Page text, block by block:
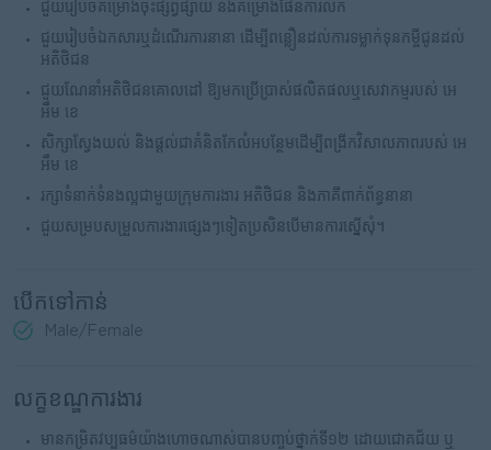
ជួយរៀបចំគម្រោងចុះផ្សព្វផ្សាយ និងគម្រោងផែនការលក់
ជួយរៀបចំឯកសារឬដំណើរការនានា ដើម្បីពន្លឿនដល់ការទម្លាក់ទុនកម្ចីជូនដល់
អតិថិជន
ជួយណែនាំអតិថិជនគោលដៅ ឱ្យមកប្រើប្រាស់ផលិតផលឬសេវាកម្មរបស់ អេ
អឹម ខេ
សិក្សាស្វែងយល់ និងផ្ដល់ជាគំនិតកែលំអបន្ថែមដើម្បីពង្រីកវិសាលភាពរបស់ អេ
អឹម ខេ
រក្សាទំនាក់ទំនងល្អជាមួយក្រុមការងារ អតិថិជន និងភាគីពាក់ព័ន្ធនានា
ជួយសម្របសម្រួលការងារផ្សេងៗទៀតប្រសិនបើមានការស្នើសុំ។
បើកទៅកាន់
Male/Female
លក្ខខណ្ឌការងារ
មានកម្រិតវប្បធម៌យ៉ាងហោចណាស់បានបញ្ចប់ថ្នាក់ទី១២ ដោយជោគជ័យ ឬ